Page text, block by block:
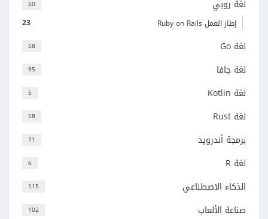
50 لغة روبي
23 إطار العمل Ruby on Rails
58 لغة Go
95 لغة جافا
5 لغة Kotlin
58 لغة Rust
11 برمجة أندرويد
6 لغة R
115 الذكاء الاصطناعي
102 صناعة الألعاب